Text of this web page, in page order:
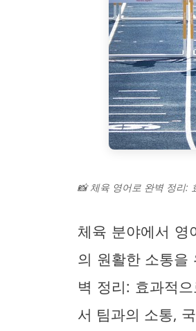
📸 체육 영어로 완벽 정리:
체육 분야에서 영
의 원활한 소통을
벽 정리: 효과적
서 팀과의 소통,